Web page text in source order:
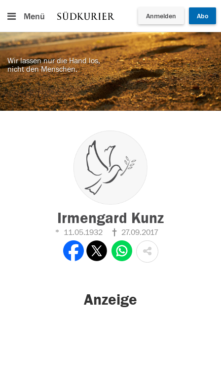
Menü Anmelden Abo
Wir lassen nur die Hand los,
nicht den Menschen.
Irmengard Kunz
11.05.1932 27.09.2017
Anzeige